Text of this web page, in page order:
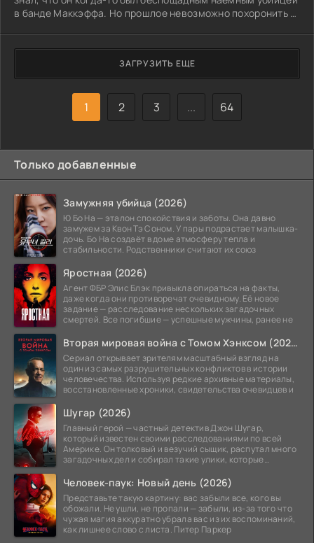
в банде Маккэффа. Но прошлое невозможно похоронить –
вынужденный бежать, Дэн раскрыл свою тайну семье.
Чудом его приняли и поддержали. Но короткая передышка
закончилась. Рождество в Лондоне, запланированное как
праздник любви и семейного тепла, обернулось
кошмаром. Встреча с Финном, сыном
ЗАГРУЗИТЬ ЕЩЕ
1 2 3 ... 64
Только добавленные
Замужняя убийца (2026)
Ю Бо На — эталон спокойствия и заботы. Она давно
замужем за Квон Тэ Соном. У пары подрастает малышка-
дочь. Бо На создаёт в доме атмосферу тепла и
стабильности. Родственники считают их союз
Яростная (2026)
Агент ФБР Элис Блэк привыкла опираться на факты,
даже когда они противоречат очевидному. Её новое
задание — расследование нескольких загадочных
смертей. Все погибшие — успешные мужчины, ранее не
Вторая мировая война с Томом Хэнксом (2026)
Сериал открывает зрителям масштабный взгляд на
один из самых разрушительных конфликтов в истории
человечества. Используя редкие архивные материалы,
восстановленные хроники, свидетельства очевидцев и
Шугар (2026)
Главный герой — частный детектив Джон Шугар,
который известен своими расследованиями по всей
Америке. Он толковый и везучий сыщик, распутал много
загадочных дел и собирал такие улики, которые
Человек-паук: Новый день (2026)
Представьте такую картину: вас забыли все, кого вы
обожали. Не ушли, не пропали — забыли, из-за того что
чужая магия аккуратно убрала вас из их воспоминаний,
как лишнее слово с листа. Питер Паркер